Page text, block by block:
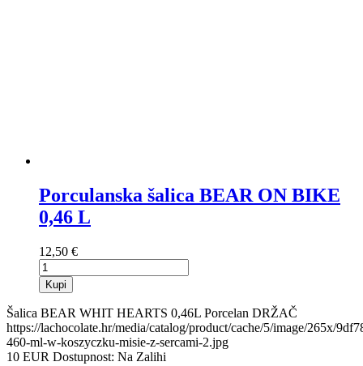
Porculanska šalica BEAR ON BIKE
0,46 L
12,50 €
Kupi
Šalica BEAR WHIT HEARTS 0,46L Porcelan DRŽAČ
https://lachocolate.hr/media/catalog/product/cache/5/image/265x/
460-ml-w-koszyczku-misie-z-sercami-2.jpg
10 EUR Dostupnost: Na Zalihi